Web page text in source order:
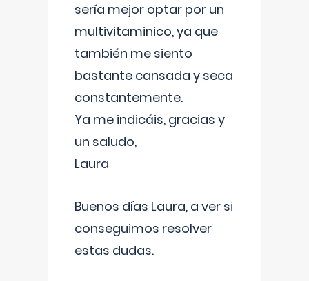
sería mejor optar por un
multivitaminico, ya que
también me siento
bastante cansada y seca
constantemente.
Ya me indicáis, gracias y
un saludo,
Laura
Buenos días Laura, a ver si
conseguimos resolver
estas dudas.